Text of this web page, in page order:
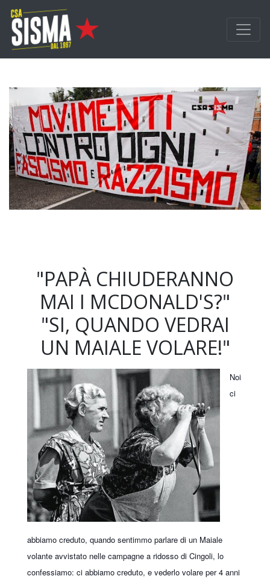
Passa ai contenuti principali
"PAPÀ CHIUDERANNO
MAI I MCDONALD'S?"
"SI, QUANDO VEDRAI
UN MAIALE VOLARE!"
Noi
ci
abbiamo creduto, quando sentimmo parlare di un Maiale
volante avvistato nelle campagne a ridosso di Cingoli, lo
confessiamo: ci abbiamo creduto, e vederlo volare per 4 anni